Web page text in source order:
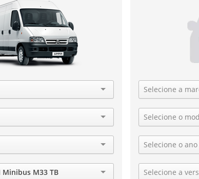
Minibus M33 TB
Marca
Modelo
Ano
Versão